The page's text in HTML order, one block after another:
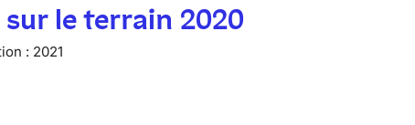
le terrain 2020
: 2021